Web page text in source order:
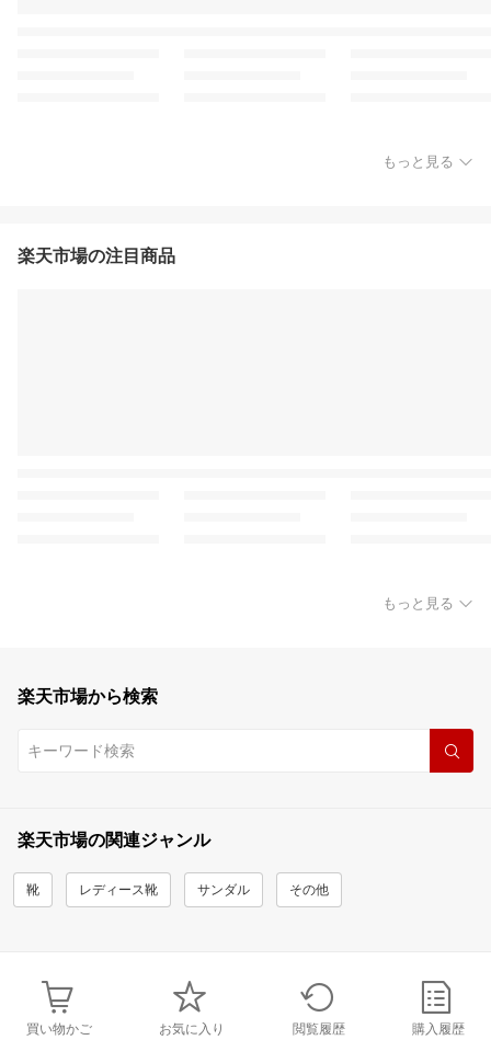
もっと見る
楽天市場の注目商品
もっと見る
楽天市場から検索
楽天市場の関連ジャンル
靴 レディース靴 サンダル その他
買い物かご お気に入り 閲覧履歴 購入履歴